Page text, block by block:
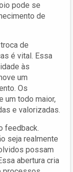
pode se
de
de
é vital. Essa
às
um
Os
um todo maior,
e valorizadas.
feedback.
seja realmente
possam
abertura cria